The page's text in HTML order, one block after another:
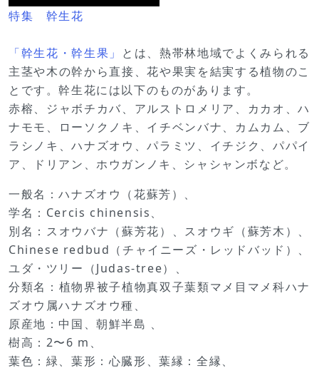
特集 幹生花
「幹生花・幹生果」 とは、熱帯林地域でよくみられる
主茎や木の幹から直接、花や果実を結実する植物のこ
とです。幹生花には以下のものがあります。
赤榕、ジャボチカバ、アルストロメリア、カカオ、ハ
ナモモ、ローソクノキ、イチベンバナ、カムカム、ブ
ラシノキ、ハナズオウ、パラミツ、イチジク、パパイ
ア、ドリアン、ホウガンノキ、シャシャンボなど。
一般名：ハナズオウ（花蘇芳）、
学名：Cercis chinensis、
別名：スオウバナ（蘇芳花）、スオウギ（蘇芳木）、
Chinese redbud（チャイニーズ・レッドバッド）、
ユダ・ツリー（Judas‐tree）、
分類名：植物界被子植物真双子葉類マメ目マメ科ハナ
ズオウ属ハナズオウ種、
原産地：中国、朝鮮半島 、
樹高：2〜6 m、
葉色：緑、葉形：心臓形、葉縁：全縁、